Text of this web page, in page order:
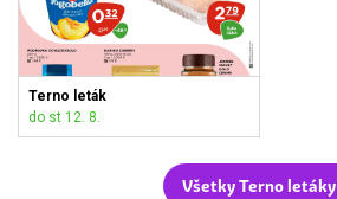
Terno leták
do st 12. 8.
Všetky Terno letáky